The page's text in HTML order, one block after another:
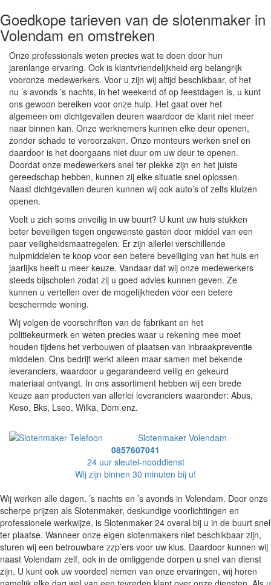
Goedkope tarieven van de slotenmaker in
Volendam en omstreken
Onze professionals weten precies wat te doen door hun
jarenlange ervaring. Ook is klantvriendelijkheid erg belangrijk
vooronze medewerkers. Voor u zijn wij altijd beschikbaar, of het
nu ’s avonds ’s nachts, in het weekend of op feestdagen is, u kunt
ons gewoon bereiken voor onze hulp. Het gaat over het
algemeen om dichtgevallen deuren waardoor de klant niet meer
naar binnen kan. Onze werknemers kunnen elke deur openen,
zonder schade te veroorzaken. Onze monteurs werken snel en
daardoor is het doorgaans niet duur om uw deur te openen.
Doordat onze medewerkers snel ter plekke zijn en het juiste
gereedschap hebben, kunnen zij elke situatie snel oplossen.
Naast dichtgevallen deuren kunnen wij ook auto’s of zelfs kluizen
openen.
Voelt u zich soms onveilig in uw buurt? U kunt uw huis stukken
beter beveiligen tegen ongewenste gasten door middel van een
paar veiligheidsmaatregelen. Er zijn allerlei verschillende
hulpmiddelen te koop voor een betere beveiliging van het huis en
jaarlijks heeft u meer keuze. Vandaar dat wij onze medewerkers
steeds bijscholen zodat zij u goed advies kunnen geven. Ze
kunnen u vertellen over de mogelijkheden voor een betere
beschermde woning.
Wij volgen de voorschriften van de fabrikant en het
politiekeurmerk en weten precies waar u rekening mee moet
houden tijdens het verbouwen of plaatsen van inbraakpreventie
middelen. Ons bedrijf werkt alleen maar samen met bekende
leveranciers, waardoor u gegarandeerd veilig en gekeurd
materiaal ontvangt. In ons assortiment hebben wij een brede
keuze aan producten van allerlei leveranciers waaronder: Abus,
Keso, Bks, Lseo, Wilka, Dom enz.
Slotenmaker Volendam
0857607041
24 uur sleutel-nooddienst
Wij zijn binnen 30 minuten bij u!
Wij werken alle dagen, ’s nachts en ’s avonds in Volendam. Door onze
scherpe prijzen als Slotenmaker, deskundige voorlichtingen en
professionele werkwijze, is Slotenmaker-24 overal bij u in de buurt snel
ter plaatse. Wanneer onze eigen slotenmakers niet beschikbaar zijn,
sturen wij een betrouwbare zzp’ers voor uw klus. Daardoor kunnen wij
naast Volendam zelf, ook in de omliggende dorpen u snel van dienst
zijn. U kunt ook uw voordeel nemen van onze ervaringen, wij horen